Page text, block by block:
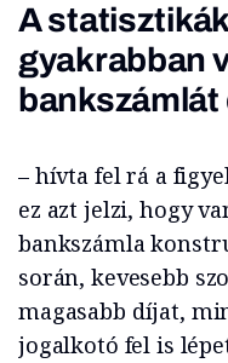
A
gyakrabban
– hívta fel rá a
ez azt jelzi, hogy
bankszámla
során, kevesebb
magasabb díjat,
jogalkotó fel is